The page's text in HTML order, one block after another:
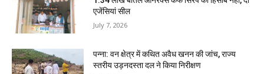
एजेंसियां सील
July 7, 2026
पन्ना: वन क्षेत्र में कथित अवैध खनन की जांच, राज्य
स्तरीय उड़नदस्ता दल ने किया निरीक्षण